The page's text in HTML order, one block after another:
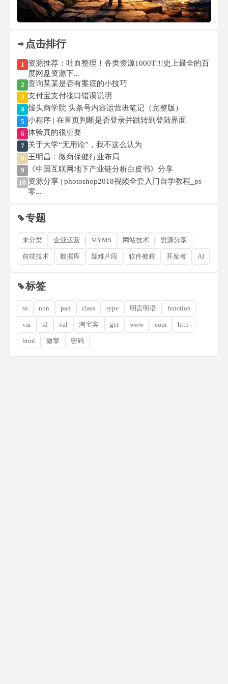
点击排行
1 资源推荐：吐血整理！各类资源1000T!!!史上最全的百
度网盘资源下...
2 查询某某是否有案底的小技巧
3 支付宝支付接口错误说明
4 馒头商学院 头条号内容运营班笔记（完整版）
5 小程序 | 在首页判断是否登录并跳转到登陆界面
6 体验真的很重要
7 关于大学“无用论”，我不这么认为
8 王明昌：微商保健行业布局
9 《中国互联网地下产业链分析白皮书》分享
10 资源分享 | photoshop2018视频全套入门自学教程_ps
零...
专题
未分类 企业运营 MYMS 网站技术 资源分享
前端技术 数据库 疑难片段 软件教程 开发者 AI
标签
ss non pan class type 明言明语 function
var id val 淘宝客 get www com http
html 微擎 密码